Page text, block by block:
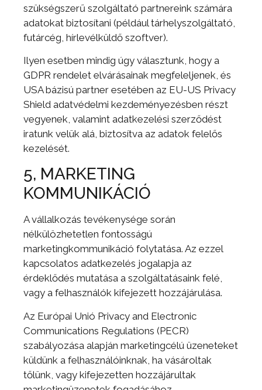
szükségszerű szolgáltató partnereink számára
adatokat biztosítani (például tárhelyszolgáltató,
futárcég, hírlevélküldő szoftver).
Ilyen esetben mindig úgy választunk, hogy a
GDPR rendelet elvárásainak megfeleljenek, és
USA bázisú partner esetében az EU-US Privacy
Shield adatvédelmi kezdeményezésben részt
vegyenek, valamint adatkezelési szerződést
iratunk velük alá, biztosítva az adatok felelős
kezelését.
5, MARKETING
KOMMUNIKÁCIÓ
A vállalkozás tevékenysége során
nélkülözhetetlen fontosságú
marketingkommunikáció folytatása. Az ezzel
kapcsolatos adatkezelés jogalapja az
érdeklődés mutatása a szolgáltatásaink felé,
vagy a felhasználók kifejezett hozzájárulása.
Az Európai Unió Privacy and Electronic
Communications Regulations (PECR)
szabályozása alapján marketingcélú üzeneteket
küldünk a felhasználóinknak, ha vásároltak
tőlünk, vagy kifejezetten hozzájárultak